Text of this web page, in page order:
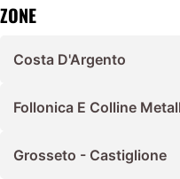
ZONE
Costa D'Argento
Follonica E Colline
Grosseto - Castiglione